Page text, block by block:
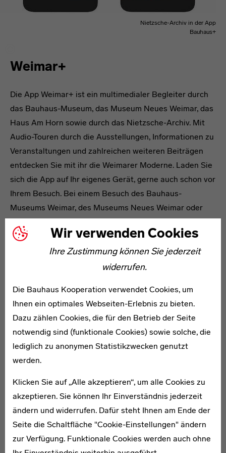
Wir verwenden Cookies
Ihre Zustimmung können Sie jederzeit
widerrufen.
Die Bauhaus Kooperation verwendet Cookies, um
Ihnen ein optimales Webseiten-Erlebnis zu bieten.
Dazu zählen Cookies, die für den Betrieb der Seite
notwendig sind (funktionale Cookies) sowie solche, die
lediglich zu anonymen Statistikzwecken genutzt
werden.
Klicken Sie auf „Alle akzeptieren“, um alle Cookies zu
akzeptieren. Sie können Ihr Einverständnis jederzeit
ändern und widerrufen. Dafür steht Ihnen am Ende der
Seite die Schaltfläche "Cookie-Einstellungen" ändern
zur Verfügung. Funktionale Cookies werden auch ohne
Weimar+
Die App Weimar+ ist ein multimedialer Begleiter durch
das Bauhaus-Museum, das Museum Neues Weimar, das
Haus Am Horn sowie durch das Nietzsche-Archiv. Mit
Audio-Touren durch die Ausstellungen, Informationen zu
Veranstaltungen und zahlreichen weiteren Beiträgen
entdecken Sie mit ihr die Weimarer Moderne. Laden Sie
sich die App auf Ihr eigenes Gerät, gerne auch schon vor
Ihrem Besuch. Bei einem Besuch des Bauhaus-
Museums Weimar, des Museums Neues Weimar oder
des Haus Am Horn können Sie die Weimar+ App als
kostenlosen Audioguide durch das Museum nutzen.
Nietzsche-Archiv in der App
Bauhaus+
Teil2
So funktioniert's
1. Laden Sie sich die App kostenlos auf Ihr Smartphone
im App-Store (iOS) oder Playstore (Android):
Zum App-Store (iOS)
Die App ist sowohl für Smartphones als auch für Tablets
mit den Betriebssystemen iOS und Adroid verfügbar.
2. Öffnen Sie die App und durchstöbern Sie die
Angebote bequem von Zuhause.